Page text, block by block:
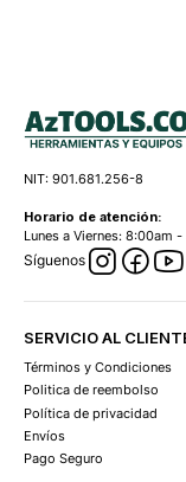
NIT: 901.681.256-8
Horario de atención:
Lunes a Viernes: 8:00am
Síguenos
SERVICIO AL
Términos y Condiciones
Politica de reembolso
Política de privacidad
Envíos
Pago Seguro